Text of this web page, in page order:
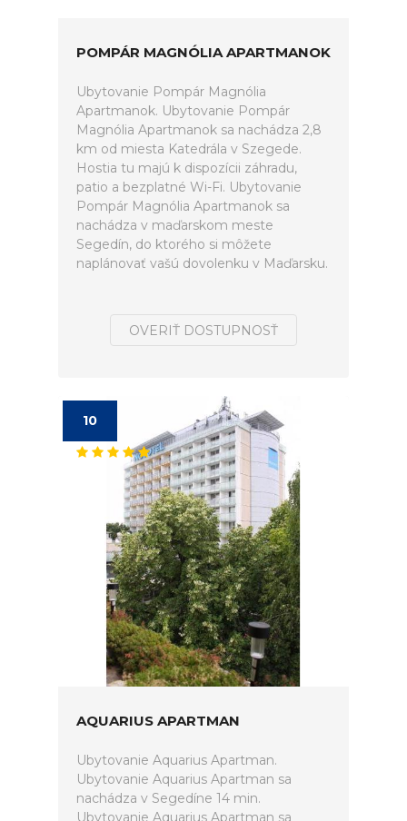
POMPÁR MAGNÓLIA APARTMANOK
Ubytovanie Pompár Magnólia
Apartmanok. Ubytovanie Pompár
Magnólia Apartmanok sa nachádza 2,8
km od miesta Katedrála v Szegede.
Hostia tu majú k dispozícii záhradu,
patio a bezplatné Wi-Fi. Ubytovanie
Pompár Magnólia Apartmanok sa
nachádza v maďarskom meste
Segedín, do ktorého si môžete
naplánovať vašú dovolenku v Maďarsku.
OVERIŤ DOSTUPNOSŤ
10
AQUARIUS APARTMAN
Ubytovanie Aquarius Apartman.
Ubytovanie Aquarius Apartman sa
nachádza v Segedíne 14 min.
Ubytovanie Aquarius Apartman sa